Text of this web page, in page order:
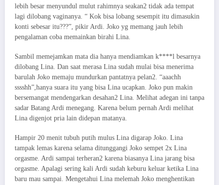
lebih besar menyundul mulut rahimnya seakan2 tidak ada tempat
lagi dilobang vaginanya. “ Kok bisa lobang sesempit itu dimasukin
konti sebesar itu???”, pikir Ardi. Joko yg memang jauh lebih
pengalaman coba memainkan birahi Lina.
Sambil memejamkan mata dia hanya mendiamkan k****l besarnya
dilobang Lina. Dan saat merasa Lina sudah mulai bisa menerima
barulah Joko memaju mundurkan pantatnya pelan2. “aaachh
sssshh”,hanya suara itu yang bisa Lina ucapkan. Joko pun makin
bersemangat mendengarkan desahan2 Lina. Melihat adegan ini tanpa
sadar Batang Ardi menegang. Karena belum pernah Ardi melihat
Lina digenjot pria lain didepan matanya.
Hampir 20 menit tubuh putih mulus Lina digarap Joko. Lina
tampak lemas karena selama ditunggangi Joko sempet 2x Lina
orgasme. Ardi sampai terheran2 karena biasanya Lina jarang bisa
orgasme. Apalagi sering kali Ardi sudah keburu keluar ketika Lina
baru mau sampai. Mengetahui Lina melemah Joko menghentikan